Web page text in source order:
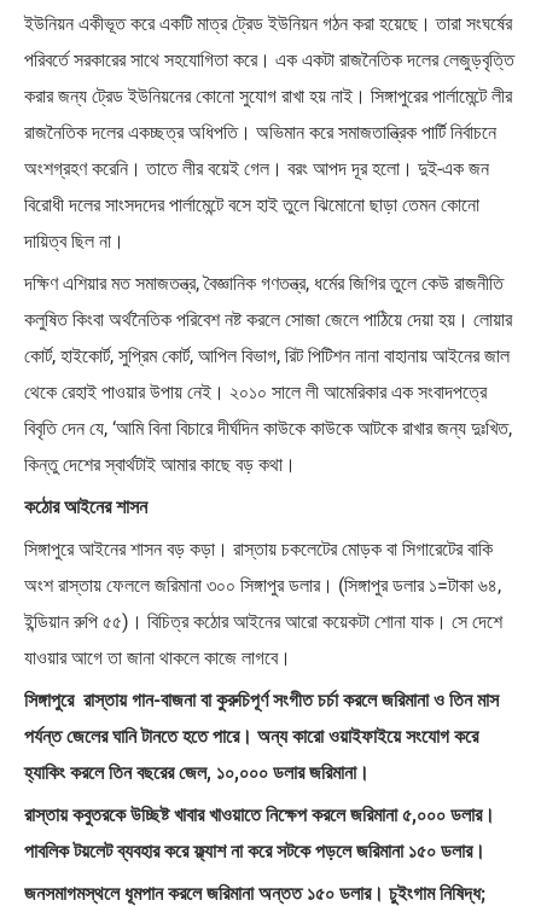
ইউনিয়ন একীভূত করে একটি মাত্র ট্রেড ইউনিয়ন গঠন করা হয়েছে। তারা সংঘর্ষের
পরিবর্তে সরকারের সাথে সহযোগিতা করে। এক একটা রাজনৈতিক দলের লেজুড়বৃত্তি
করার জন্য ট্রেড ইউনিয়নের কোনো সুযোগ রাখা হয় নাই। সিঙ্গাপুরের পার্লামেন্টে লীর
রাজনৈতিক দলের একচ্ছত্র অধিপতি। অভিমান করে সমাজতান্ত্রিক পার্টি নির্বাচনে
অংশগ্রহণ করেনি। তাতে লীর বয়েই গেল। বরং আপদ দূর হলো। দুই-এক জন
বিরোধী দলের সাংসদদের পার্লামেন্টে বসে হাই তুলে ঝিমোনো ছাড়া তেমন কোনো
দায়িত্ব ছিল না।
দক্ষিণ এশিয়ার মত সমাজতন্ত্র, বৈজ্ঞানিক গণতন্ত্র, ধর্মের জিগির তুলে কেউ রাজনীতি
কলুষিত কিংবা অর্থনৈতিক পরিবেশ নষ্ট করলে সোজা জেলে পাঠিয়ে দেয়া হয়। লোয়ার
কোর্ট, হাইকোর্ট, সুপ্রিম কোর্ট, আপিল বিভাগ, রিট পিটিশন নানা বাহানায় আইনের জাল
থেকে রেহাই পাওয়ার উপায় নেই। ২০১০ সালে লী আমেরিকার এক সংবাদপত্রে
বিবৃতি দেন যে, ‘আমি বিনা বিচারে দীর্ঘদিন কাউকে কাউকে আটকে রাখার জন্য দুঃখিত,
কিন্তু দেশের স্বার্থটাই আমার কাছে বড় কথা।
কঠোর আইনের শাসন
সিঙ্গাপুরে আইনের শাসন বড় কড়া। রাস্তায় চকলেটের মোড়ক বা সিগারেটের বাকি
অংশ রাস্তায় ফেললে জরিমানা ৩০০ সিঙ্গাপুর ডলার। (সিঙ্গাপুর ডলার ১=টাকা ৬৪,
ইন্ডিয়ান রুপি ৫৫)। বিচিত্র কঠোর আইনের আরো কয়েকটা শোনা যাক। সে দেশে
যাওয়ার আগে তা জানা থাকলে কাজে লাগবে।
সিঙ্গাপুরে ‌ রাস্তায় গান-বাজনা বা কুরুচিপূর্ণ সংগীত চর্চা করলে জরিমানা ও তিন মাস
পর্যন্ত জেলের ঘানি টানতে হতে পারে। অন্য কারো ওয়াইফাইয়ে‌ সংযোগ করে
হ্যাকিং করলে তিন বছরের জেল, ১০,০০০ ডলার জরিমানা।
রাস্তায় কবুতরকে উচ্ছিষ্ট খাবার খাওয়াতে নিক্ষেপ করলে জরিমানা ৫,০০০ ডলার।
পাবলিক টয়লেট ব্যবহার করে ফ্ল্যাশ না করে সটকে পড়লে জরিমানা ১৫০ ডলার।
জনসমাগমস্থলে ধূমপান করলে জরিমানা অন্তত ১৫০ ডলার। চুইংগাম নিষিদ্ধ;